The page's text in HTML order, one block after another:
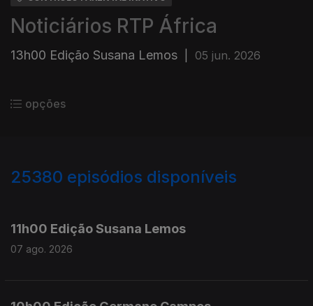
Noticiários RTP África
13h00 Edição Susana Lemos 05 jun. 2026
opções
25380 episódios disponíveis
11h00 Edição Susana Lemos
07 ago. 2026